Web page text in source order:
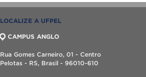
LOCALIZE A UFPEL
CAMPUS ANGLO
Rua Gomes Carneiro, 01 - Centro
Pelotas - RS, Brasil - 96010-610